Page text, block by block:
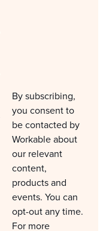
By subscribing,
you consent to
be contacted by
Workable about
our relevant
content,
products and
events. You can
opt-out any time.
For more